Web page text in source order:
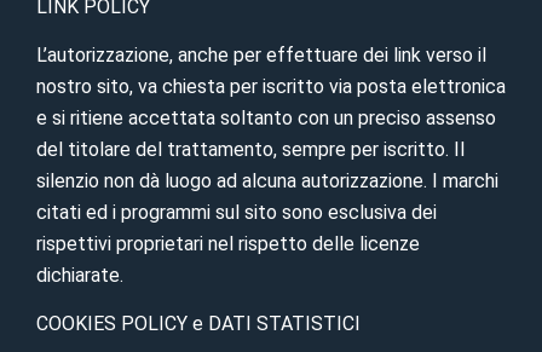
LINK POLICY
L’autorizzazione, anche per effettuare dei link verso il
nostro sito, va chiesta per iscritto via posta elettronica
e si ritiene accettata soltanto con un preciso assenso
del titolare del trattamento, sempre per iscritto. Il
silenzio non dà luogo ad alcuna autorizzazione. I marchi
citati ed i programmi sul sito sono esclusiva dei
rispettivi proprietari nel rispetto delle licenze
dichiarate.
COOKIES POLICY e DATI STATISTICI